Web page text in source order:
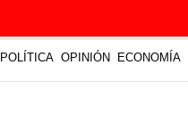
POLÍTICA OPINIÓN ECONOMÍA